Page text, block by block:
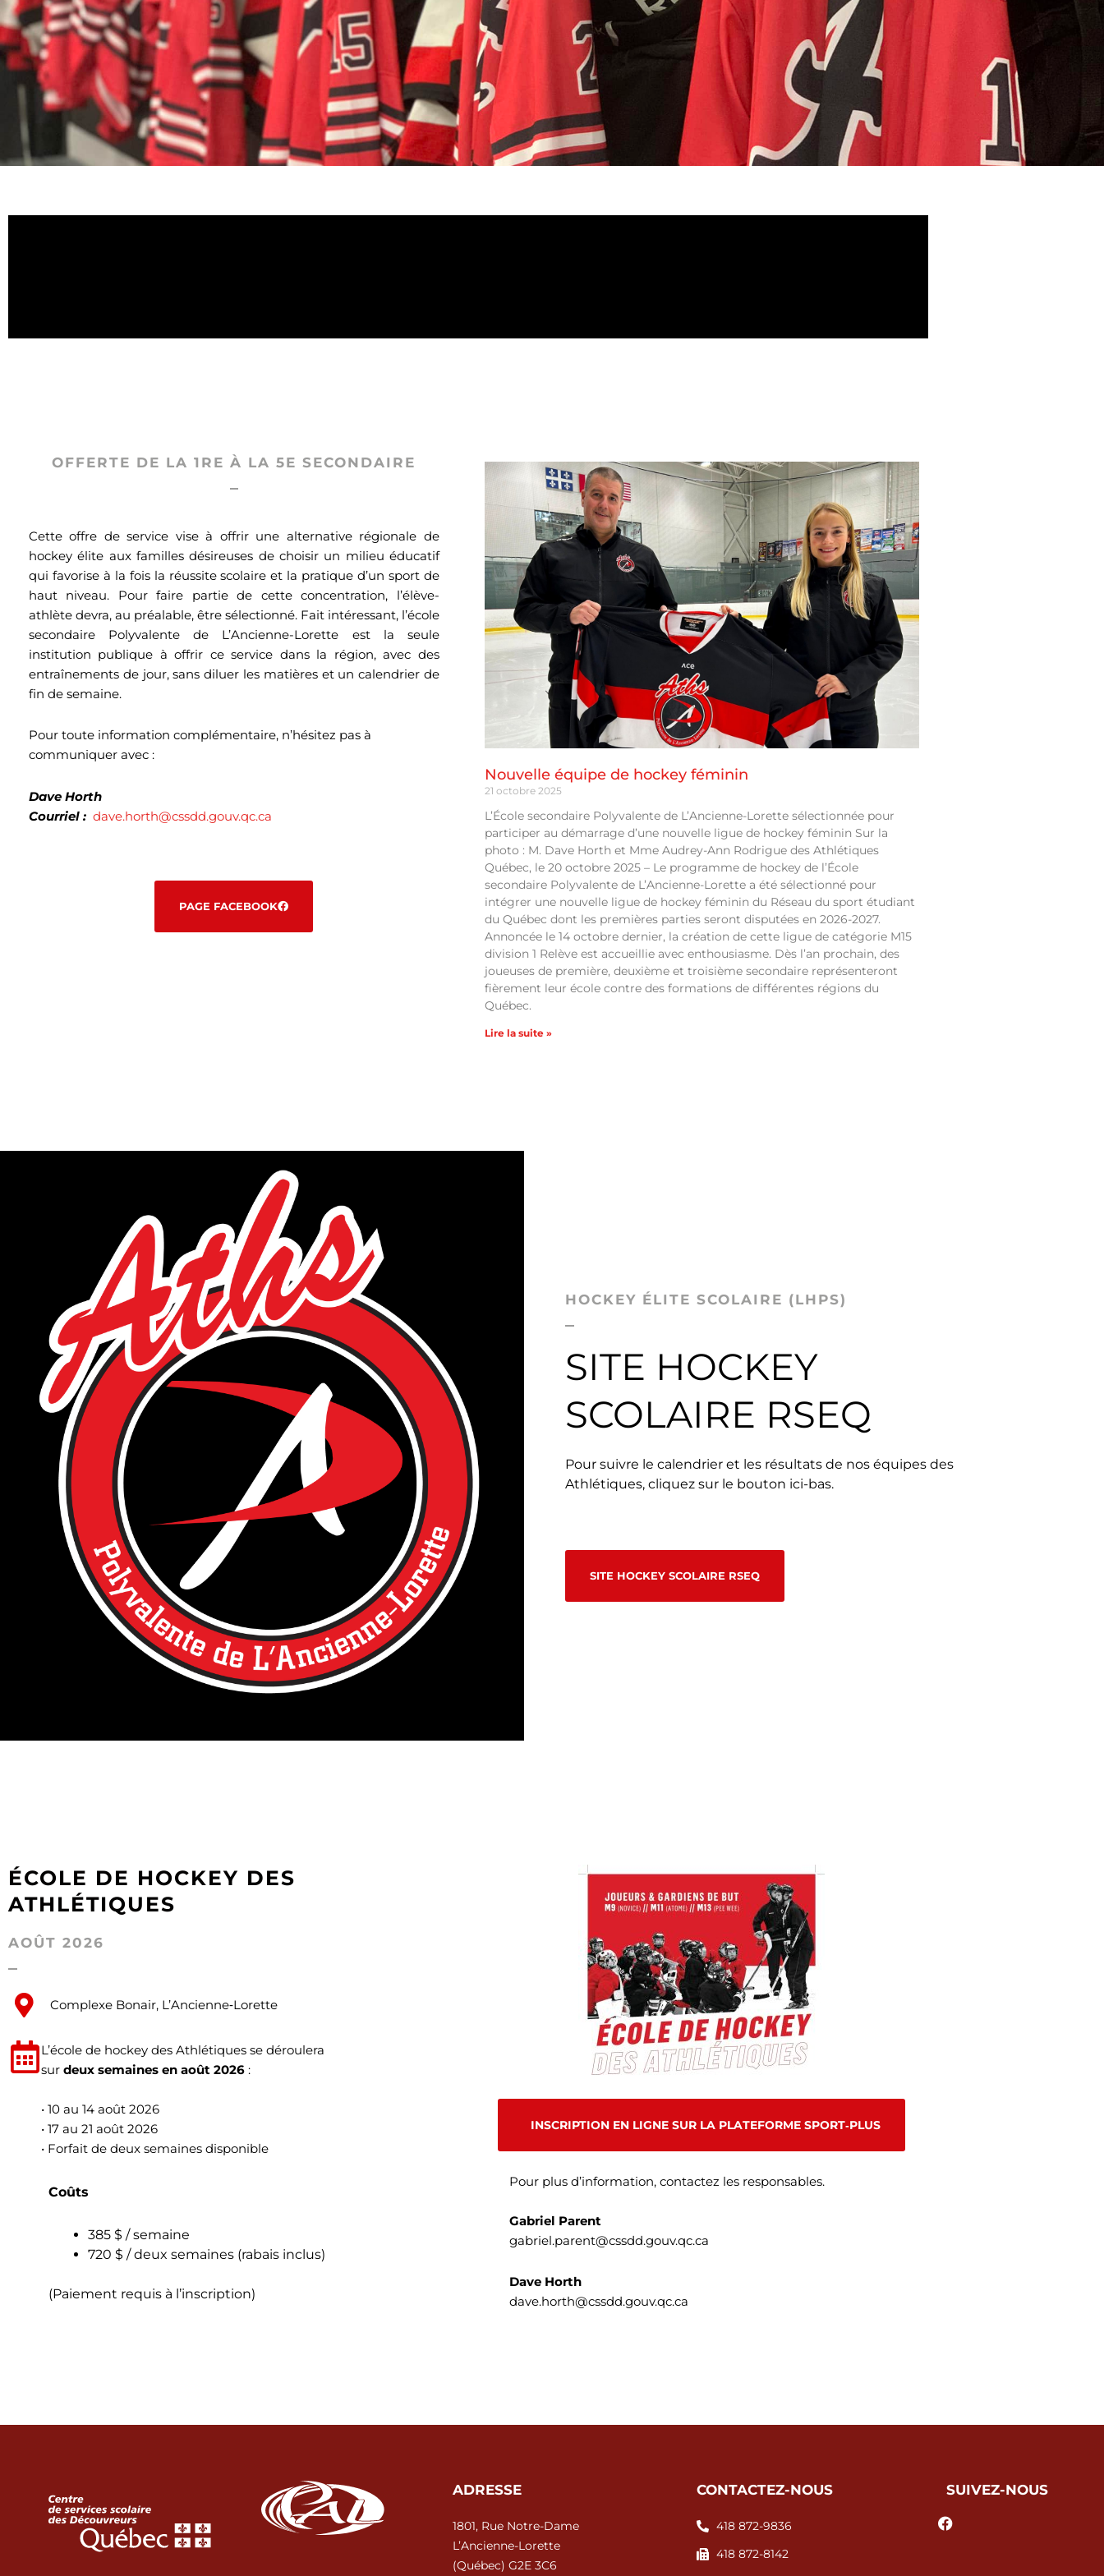
OFFERTE DE LA 1RE À LA 5E SECONDAIRE
Cette offre de service vise à offrir une alternative régionale de
hockey élite aux familles désireuses de choisir un milieu éducatif
qui favorise à la fois la réussite scolaire et la pratique d’un sport de
haut niveau. Pour faire partie de cette concentration, l’élève-
athlète devra, au préalable, être sélectionné. Fait intéressant, l’école
secondaire Polyvalente de L’Ancienne-Lorette est la seule
institution publique à offrir ce service dans la région, avec des
entraînements de jour, sans diluer les matières et un calendrier de
fin de semaine.
Pour toute information complémentaire, n’hésitez pas à
communiquer avec :
Dave Horth
Courriel : dave.horth@cssdd.gouv.qc.ca
PAGE FACEBOOK
Nouvelle équipe de hockey féminin
21 octobre 2025
L’École secondaire Polyvalente de L’Ancienne-Lorette sélectionnée pour
participer au démarrage d’une nouvelle ligue de hockey féminin Sur la
photo : M. Dave Horth et Mme Audrey-Ann Rodrigue des Athlétiques
Québec, le 20 octobre 2025 – Le programme de hockey de l’École
secondaire Polyvalente de L’Ancienne-Lorette a été sélectionné pour
intégrer une nouvelle ligue de hockey féminin du Réseau du sport étudiant
du Québec dont les premières parties seront disputées en 2026-2027.
Annoncée le 14 octobre dernier, la création de cette ligue de catégorie M15
division 1 Relève est accueillie avec enthousiasme. Dès l’an prochain, des
joueuses de première, deuxième et troisième secondaire représenteront
fièrement leur école contre des formations de différentes régions du
Québec.
Lire la suite »
HOCKEY ÉLITE SCOLAIRE (LHPS)
SITE HOCKEY
SCOLAIRE RSEQ
Pour suivre le calendrier et les résultats de nos équipes des
Athlétiques, cliquez sur le bouton ici-bas.
SITE HOCKEY SCOLAIRE RSEQ
ÉCOLE DE HOCKEY DES
ATHLÉTIQUES
AOÛT 2026
Complexe Bonair, L’Ancienne‑Lorette
L’école de hockey des Athlétiques se déroulera
sur deux semaines en août 2026 :
• 10 au 14 août 2026
• 17 au 21 août 2026
• Forfait de deux semaines disponible
Coûts
385 $ / semaine
720 $ / deux semaines (rabais inclus)
(Paiement requis à l’inscription)
INSCRIPTION EN LIGNE SUR LA PLATEFORME SPORT‑PLUS
Pour plus d’information, contactez les responsables.
Gabriel Parent
gabriel.parent@cssdd.gouv.qc.ca
Dave Horth
dave.horth@cssdd.gouv.qc.ca
ADRESSE
1801, Rue Notre-Dame
L’Ancienne-Lorette
(Québec) G2E 3C6
CONTACTEZ-NOUS
418 872-9836
418 872-8142
SUIVEZ-NOUS